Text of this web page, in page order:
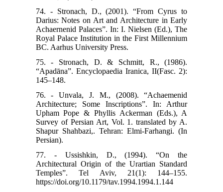
74. - Stronach, D., (2001). “From Cyrus to
Darius: Notes on Art and Architecture in Early
Achaernenid Palaces”. In: I. Nielsen (Ed.), The
Royal Palace Institution in the First Millennium
BC. Aarhus University Press.
75. - Stronach, D. & Schmitt, R., (1986).
“Apadāna”. Encyclopaedia Iranica, II(Fasc. 2):
145–148.
76. - Unvala, J. M., (2008). “Achaemenid
Architecture; Some Inscriptions”. In: Arthur
Upham Pope & Phyllis Ackerman (Eds.), A
Survey of Persian Art, Vol. 1. translated by A.
Shapur Shahbazi,. Tehran: Elmi-Farhangi. (In
Persian).
77. - Ussishkin, D., (1994). “On the
Architectural Origin of the Urartian Standard
Temples”. Tel Aviv, 21(1): 144–155.
https://doi.org/10.1179/tav.1994.1994.1.144